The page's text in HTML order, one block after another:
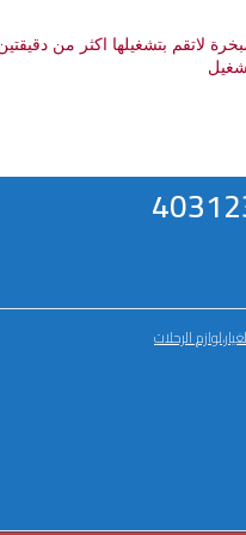
لاتقم بتشغيلها اكثر من
الرحلات